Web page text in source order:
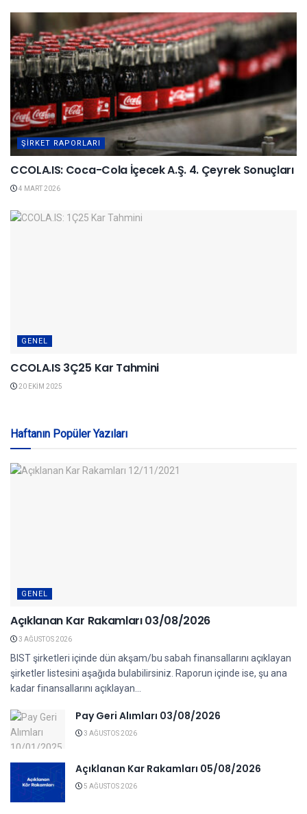
ŞIRKET RAPORLARI
CCOLA.IS: Coca-Cola İçecek A.Ş. 4. Çeyrek Sonuçları
4 MART 2026
GENEL
CCOLA.IS 3Ç25 Kar Tahmini
20 EKIM 2025
Haftanın Popüler Yazıları
GENEL
Açıklanan Kar Rakamları 03/08/2026
3 AĞUSTOS 2026
BIST şirketleri içinde dün akşam/bu sabah finansallarını açıklayan
şirketler listesini aşağıda bulabilirsiniz. Raporun içinde ise, şu ana
kadar finansallarını açıklayan...
Pay Geri Alımları 03/08/2026
3 AĞUSTOS 2026
Açıklanan Kar Rakamları 05/08/2026
5 AĞUSTOS 2026